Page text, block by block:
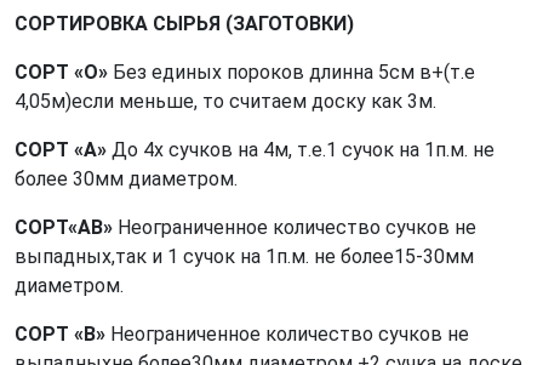
СОРТИРОВКА СЫРЬЯ (ЗАГОТОВКИ)
СОРТ «O» Без единых пороков длинна 5см в+(т.е
4,05м)если меньше, то считаем доску как 3м.
СОРТ «A» До 4х сучков на 4м, т.е.1 сучок на 1п.м. не
более 30мм диаметром.
СОРТ«АB» Неограниченное количество сучков не
выпадных,так и 1 сучок на 1п.м. не более15-30мм
диаметром.
СОРТ «B» Неограниченное количество сучков не